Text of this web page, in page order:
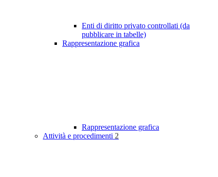
Enti di diritto privato controllati (da
pubblicare in tabelle)
Rappresentazione grafica
Rappresentazione grafica
Attività e procedimenti 2